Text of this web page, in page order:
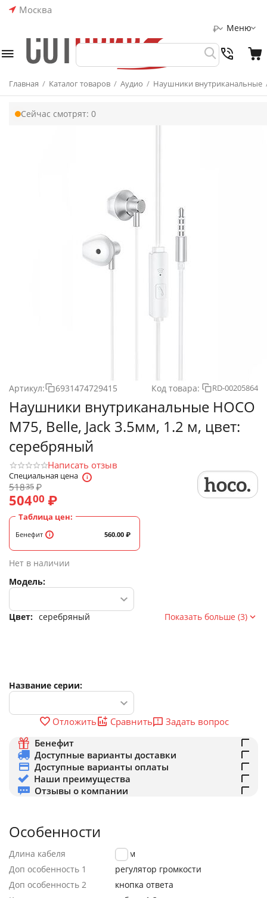
Москва
Меню
₽
Главная / Каталог товаров / Аудио / Наушники внутриканальные
Сейчас смотрят: 0
Артикул: 6931474729415 Код товара: RD-00205864
Наушники внутриканальные HOCO
M75, Belle, Jack 3.5мм, 1.2 м, цвет:
серебряный
Написать отзыв
Специальная цена
51835₽
50400 ₽
Таблица цен:
Бенефит 560.00 ₽
Нет в наличии
Модель:
Цвет: серебряный Показать больше (3)
Название серии:
Отложить Сравнить
Задать вопрос
Бенефит
Доступные варианты доставки
Доступные варианты оплаты
Наши преимущества
Отзывы о компании
Особенности
Длина кабеля
1.2 м
Доп особенность 1
регулятор громкости
Доп особенность 2
кнопка ответа